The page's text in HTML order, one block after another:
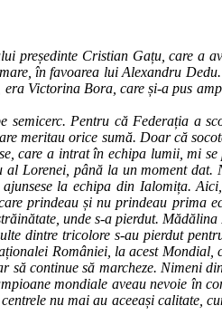
președinte Cristian Gațu, care a
în favoarea lui Alexandru
Victorina Bora, care și-a pus
Pentru că Federația a
meritau orice sumă. Doar că
care a intrat în echipa lumii, mi
Lorenei, până la un moment
la echipa din Ialomița.
prindeau și nu prindeau prima
unde s-a pierdut.
dintre tricolore s-au pierdut
României, la acest
să continue să marcheze. Nimeni
mondiale aveau nevoie în
nu mai au aceeași calitate,